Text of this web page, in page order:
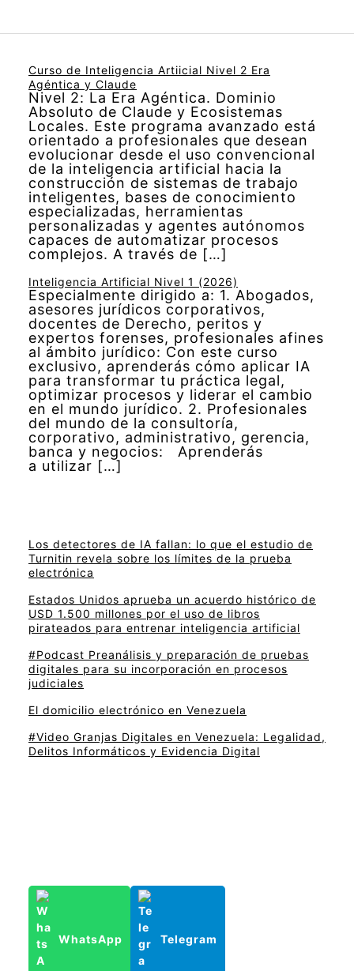
Curso de Inteligencia Artiicial Nivel 2 Era
Agéntica y Claude
Nivel 2: La Era Agéntica. Dominio
Absoluto de Claude y Ecosistemas
Locales. Este programa avanzado está
orientado a profesionales que desean
evolucionar desde el uso convencional
de la inteligencia artificial hacia la
construcción de sistemas de trabajo
inteligentes, bases de conocimiento
especializadas, herramientas
personalizadas y agentes autónomos
capaces de automatizar procesos
complejos. A través de […]
Inteligencia Artificial Nivel 1 (2026)
Especialmente dirigido a: 1. Abogados,
asesores jurídicos corporativos,
docentes de Derecho, peritos y
expertos forenses, profesionales afines
al ámbito jurídico: Con este curso
exclusivo, aprenderás cómo aplicar IA
para transformar tu práctica legal,
optimizar procesos y liderar el cambio
en el mundo jurídico. 2. Profesionales
del mundo de la consultoría,
corporativo, administrativo, gerencia,
banca y negocios: Aprenderás
a utilizar […]
Los detectores de IA fallan: lo que el estudio de
Turnitin revela sobre los límites de la prueba
electrónica
Estados Unidos aprueba un acuerdo histórico de
USD 1.500 millones por el uso de libros
pirateados para entrenar inteligencia artificial
#Podcast Preanálisis y preparación de pruebas
digitales para su incorporación en procesos
judiciales
El domicilio electrónico en Venezuela
#Video Granjas Digitales en Venezuela: Legalidad,
Delitos Informáticos y Evidencia Digital
WhatsApp Telegram